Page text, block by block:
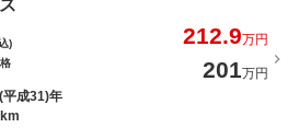
)
212.9万円
201万円
成31)年